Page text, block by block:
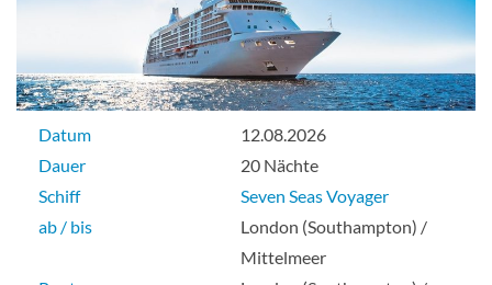
Datum
12.08.2026
Dauer
20 Nächte
Schiff
Seven Seas Voyager
ab / bis
London (Southampton) /
Mittelmeer